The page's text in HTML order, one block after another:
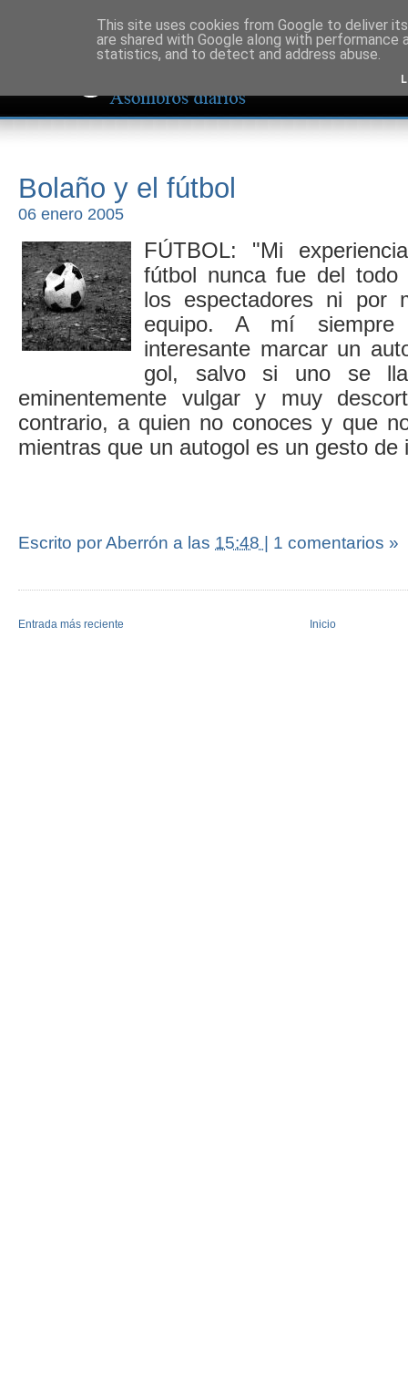
Bolaño y el fútbol
06 enero 2005
FÚTBOL: "Mi
fútbol nunca fue del todo
los espectadores ni por
equipo. A mí
interesante marcar un
gol, salvo si uno se
eminentemente vulgar y muy
contrario, a quien no conoces y que
mientras que un autogol es un gesto de
Escrito por Aberrón a las 15:48 | 1 comentarios »
Entrada más reciente Inicio
This site uses cookies from Google to deliver
are shared with Google along with
statistics, and to detect and address abuse.